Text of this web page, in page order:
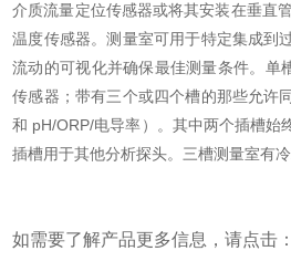
介质流量定位传感器或将其安装在垂直
温度传感器。测量室可用于特定集成到
流动的可视化并确保最佳测量条件。单
传感器；带有三个或四个槽的那些允许
和 pH/ORP/电导率）。其中两个插槽始
插槽用于其他分析探头。三槽测量室有冷
如需要了解产品更多信息，请点击